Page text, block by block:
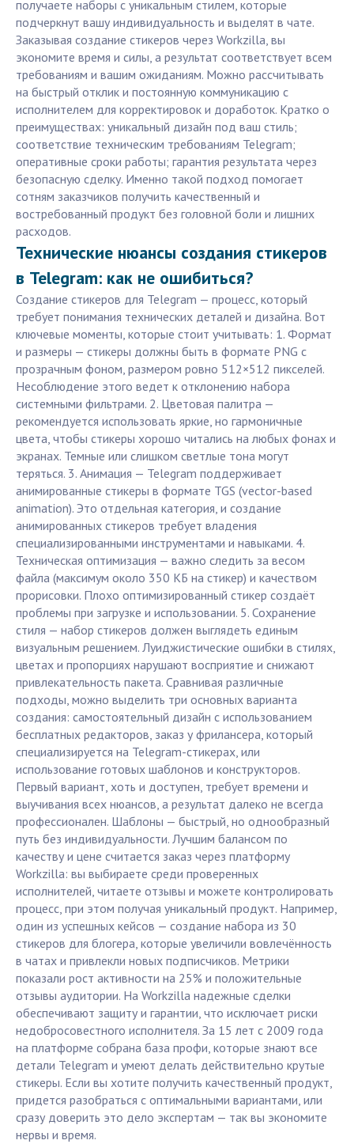
получаете наборы с уникальным стилем, которые
подчеркнут вашу индивидуальность и выделят в чате.
Заказывая создание стикеров через Workzilla, вы
экономите время и силы, а результат соответствует всем
требованиям и вашим ожиданиям. Можно рассчитывать
на быстрый отклик и постоянную коммуникацию с
исполнителем для корректировок и доработок. Кратко о
преимуществах: уникальный дизайн под ваш стиль;
соответствие техническим требованиям Telegram;
оперативные сроки работы; гарантия результата через
безопасную сделку. Именно такой подход помогает
сотням заказчиков получить качественный и
востребованный продукт без головной боли и лишних
расходов.
Технические нюансы создания стикеров
в Telegram: как не ошибиться?
Создание стикеров для Telegram — процесс, который
требует понимания технических деталей и дизайна. Вот
ключевые моменты, которые стоит учитывать: 1. Формат
и размеры — стикеры должны быть в формате PNG с
прозрачным фоном, размером ровно 512×512 пикселей.
Несоблюдение этого ведет к отклонению набора
системными фильтрами. 2. Цветовая палитра —
рекомендуется использовать яркие, но гармоничные
цвета, чтобы стикеры хорошо читались на любых фонах и
экранах. Темные или слишком светлые тона могут
теряться. 3. Анимация — Telegram поддерживает
анимированные стикеры в формате TGS (vector-based
animation). Это отдельная категория, и создание
анимированных стикеров требует владения
специализированными инструментами и навыками. 4.
Техническая оптимизация — важно следить за весом
файла (максимум около 350 КБ на стикер) и качеством
прорисовки. Плохо оптимизированный стикер создаёт
проблемы при загрузке и использовании. 5. Сохранение
стиля — набор стикеров должен выглядеть единым
визуальным решением. Луиджистические ошибки в стилях,
цветах и пропорциях нарушают восприятие и снижают
привлекательность пакета. Сравнивая различные
подходы, можно выделить три основных варианта
создания: самостоятельный дизайн с использованием
бесплатных редакторов, заказ у фрилансера, который
специализируется на Telegram-стикерах, или
использование готовых шаблонов и конструкторов.
Первый вариант, хоть и доступен, требует времени и
выучивания всех нюансов, а результат далеко не всегда
профессионален. Шаблоны — быстрый, но однообразный
путь без индивидуальности. Лучшим балансом по
качеству и цене считается заказ через платформу
Workzilla: вы выбираете среди проверенных
исполнителей, читаете отзывы и можете контролировать
процесс, при этом получая уникальный продукт. Например,
один из успешных кейсов — создание набора из 30
стикеров для блогера, которые увеличили вовлечённость
в чатах и привлекли новых подписчиков. Метрики
показали рост активности на 25% и положительные
отзывы аудитории. На Workzilla надежные сделки
обеспечивают защиту и гарантии, что исключает риски
недобросовестного исполнителя. За 15 лет с 2009 года
на платформе собрана база профи, которые знают все
детали Telegram и умеют делать действительно крутые
стикеры. Если вы хотите получить качественный продукт,
придется разобраться с оптимальными вариантами, или
сразу доверить это дело экспертам — так вы экономите
нервы и время.